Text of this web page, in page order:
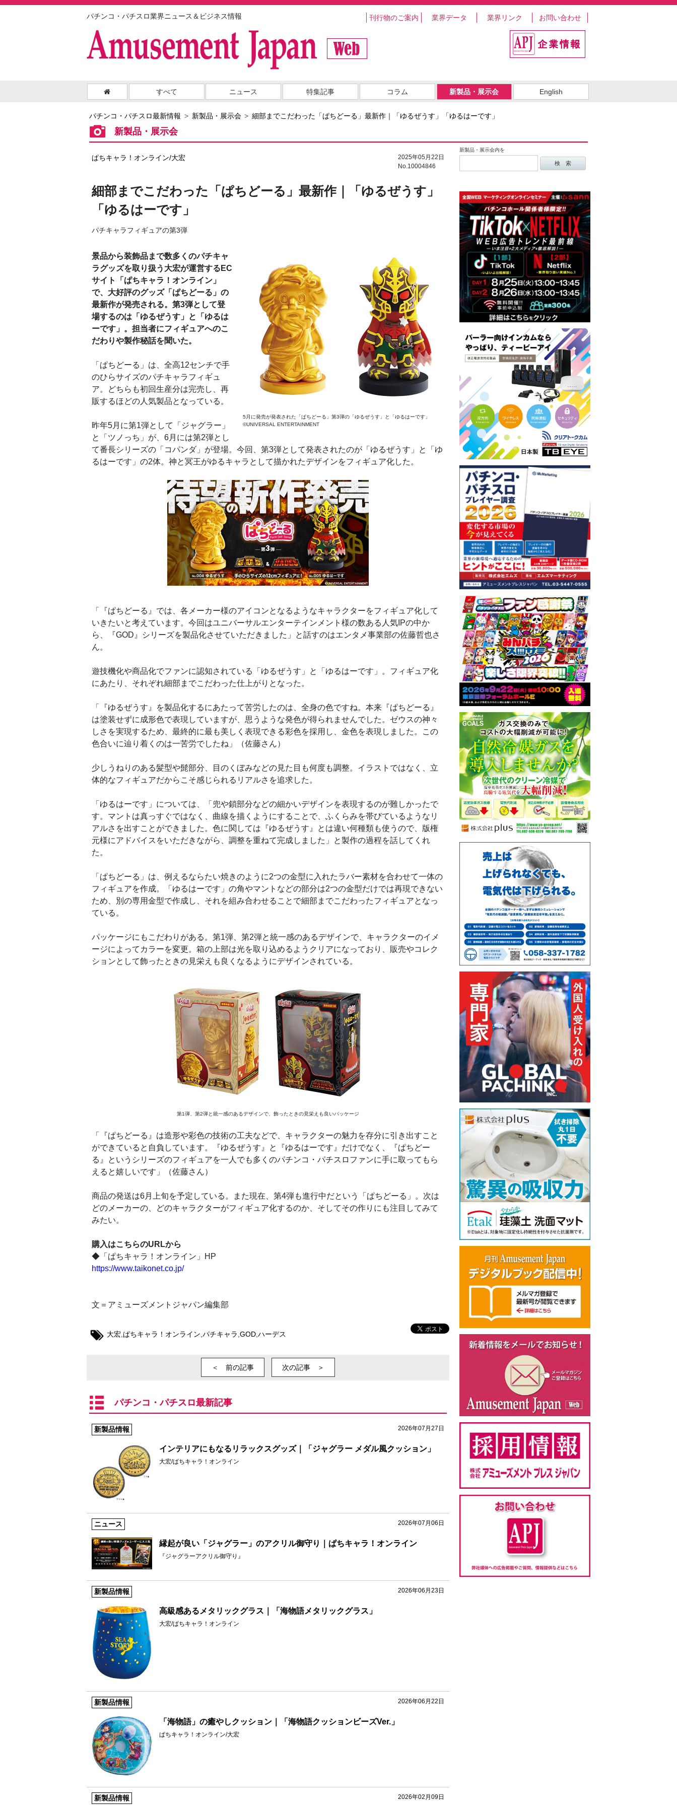
パチンコ・パチスロ業界ニュース＆ビジネス情報 刊行物のご案内 業界データ 業界リンク お問い合わせ
すべて ニュース 特集記事 コラム 新製品・展示会 English
パチンコ・パチスロ最新情報 新製品・展示会 細部までこだわった「ぱちどーる」最新作｜「ゆるぜうす」「ゆるはーです」
新製品・展示会
新製品・展示会内を
2025年05月22日
No.10004846
ぱちキャラ！オンライン/大宏
細部までこだわった「ぱちどーる」最新作｜「ゆるぜうす」
「ゆるはーです」
パチキャラフィギュアの第3弾
5月に発売が発表された「ぱちどーる」第3弾の「ゆるぜうす」と「ゆるはーです」
©UNIVERSAL ENTERTAINMENT
景品から装飾品まで数多くのパチキャ
ラグッズを取り扱う大宏が運営するEC
サイト「ぱちキャラ！オンライン」
で、大好評のグッズ「ぱちどーる」の
最新作が発売される。第3弾として登
場するのは「ゆるぜうす」と「ゆるは
ーです」。担当者にフィギュアへのこ
だわりや製作秘話を聞いた。
「ぱちどーる」は、全高12センチで手
のひらサイズのパチキャラフィギュ
ア。どちらも初回生産分は完売し、再
販するほどの人気製品となっている。
昨年5月に第1弾として「ジャグラー」
と「ツノっち」が、6月には第2弾とし
て番長シリーズの「コパンダ」が登場。今回、第3弾として発表されたのが「ゆるぜうす」と「ゆ
るはーです」の2体。神と冥王がゆるキャラとして描かれたデザインをフィギュア化した。
「『ぱちどーる』では、各メーカー様のアイコンとなるようなキャラクターをフィギュア化して
いきたいと考えています。今回はユニバーサルエンターテインメント様の数ある人気IPの中か
ら、『GOD』シリーズを製品化させていただきました」と話すのはエンタメ事業部の佐藤哲也さ
ん。
遊技機化や商品化でファンに認知されている「ゆるぜうす」と「ゆるはーです」。フィギュア化
にあたり、それぞれ細部までこだわった仕上がりとなった。
「『ゆるぜうす』を製品化するにあたって苦労したのは、全身の色ですね。本来『ぱちどーる』
は塗装せずに成形色で表現していますが、思うような発色が得られませんでした。ゼウスの神々
しさを実現するため、最終的に最も美しく表現できる彩色を採用し、金色を表現しました。この
色合いに辿り着くのは一苦労でしたね」（佐藤さん）
少しうねりのある髪型や髭部分、目のくぼみなどの見た目も何度も調整。イラストではなく、立
体的なフィギュアだからこそ感じられるリアルさを追求した。
「ゆるはーです」については、「兜や鎖部分などの細かいデザインを表現するのが難しかったで
す。マントは真っすぐではなく、曲線を描くようにすることで、ふくらみを帯びているようなリ
アルさを出すことができました。色に関しては『ゆるぜうす』とは違い何種類も使うので、版権
元様にアドバイスをいただきながら、調整を重ねて完成しました」と製作の過程を話してくれ
た。
「ぱちどーる」は、例えるならたい焼きのように2つの金型に入れたラバー素材を合わせて一体の
フィギュアを作成。「ゆるはーです」の角やマントなどの部分は2つの金型だけでは再現できない
ため、別の専用金型で作成し、それを組み合わせることで細部までこだわったフィギュアとなっ
ている。
パッケージにもこだわりがある。第1弾、第2弾と統一感のあるデザインで、キャラクターのイメ
ージによってカラーを変更。箱の上部は光を取り込めるようクリアになっており、販売やコレク
ションとして飾ったときの見栄えも良くなるようにデザインされている。
第1弾、第2弾と統一感のあるデザインで、飾ったときの見栄えも良いパッケージ
「『ぱちどーる』は造形や彩色の技術の工夫などで、キャラクターの魅力を存分に引き出すこと
ができていると自負しています。『ゆるぜうす』と『ゆるはーです』だけでなく、『ぱちどー
る』というシリーズのフィギュアを一人でも多くのパチンコ・パチスロファンに手に取ってもら
えると嬉しいです」（佐藤さん）
商品の発送は6月上旬を予定している。また現在、第4弾も進行中だという「ぱちどーる」。次は
どのメーカーの、どのキャラクターがフィギュア化するのか、そしてその作りにも注目してみて
みたい。
購入はこちらのURLから
◆「ぱちキャラ！オンライン」HP
https://www.taikonet.co.jp/
文＝アミューズメントジャパン編集部
大宏 ぱちキャラ！オンライン パチキャラ GOD ハーデス
＜ 前の記事 次の記事 ＞
パチンコ・パチスロ最新記事
2026年07月27日
新製品情報
インテリアにもなるリラックスグッズ｜「ジャグラー メダル風クッション」
大宏/ぱちキャラ！オンライン
2026年07月06日
ニュース
縁起が良い「ジャグラー」のアクリル御守り｜ぱちキャラ！オンライン
『ジャグラーアクリル御守り』
2026年06月23日
新製品情報
高級感あるメタリックグラス｜「海物語メタリックグラス」
大宏/ぱちキャラ！オンライン
2026年06月22日
新製品情報
「海物語」の癒やしクッション｜「海物語クッションビーズVer.」
ぱちキャラ！オンライン/大宏
2026年02月09日
新製品情報